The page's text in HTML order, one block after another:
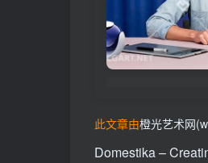
此文章由橙光艺术网
Domestika –